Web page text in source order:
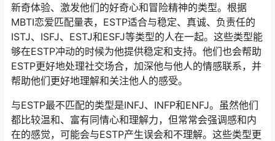
新奇体验、激发他们的好奇心和冒险精神的类型。根据
MBTI恋爱匹配量表，ESTP适合与稳定、真诚、负责任的
ISTJ、ISFJ、ESTJ和ESFJ等类型的人在一起。这些类型能
够在ESTP冲动的时候为他提供稳定和支持。他们也会帮助
ESTP更好地处理社交场合，加深他与他人的情感联系，并
帮助他们更好地理解和关注他人的感受。
与ESTP最不匹配的类型是INFJ、INFP和ENFJ。虽然他们
都比较温和、富有同情心和理解力，但常常会强调感和内
在的感觉，可能会与ESTP产生误会和不理解。这些类型更